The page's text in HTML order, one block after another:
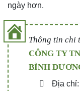
ngày hơn.
Thông tin chi
CÔNG TY
BÌNH
Địa chỉ: